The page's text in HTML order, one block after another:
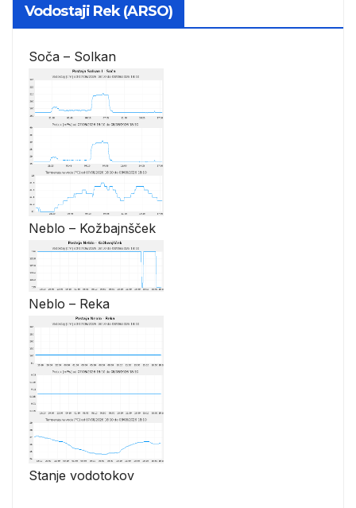
Vodostaji Rek (ARSO)
Soča – Solkan
Neblo – Kožbajnšček
Neblo – Reka
Stanje vodotokov